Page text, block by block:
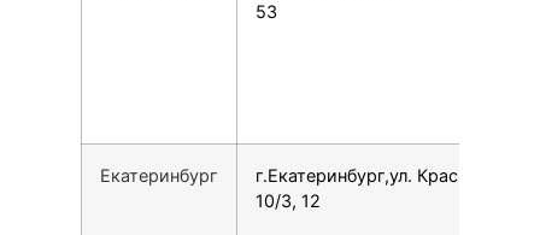
53
Екатеринбург
г.Екатеринбург,ул. Краснолесья,
10/3, 12